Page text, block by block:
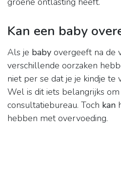
Kan een baby
Als je baby overgeeft na de
verschillende oorzaken
niet per se dat je je kindje te
Wel is dit iets belangrijks
consultatiebureau. Toch kan
hebben met overvoeding.